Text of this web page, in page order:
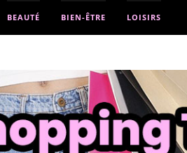
BEAUTÉ BIEN-ÊTRE LOISIRS